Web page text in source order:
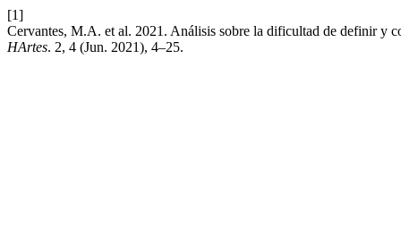
[1]
Cervantes, M.A. et al. 2021. Análisis sobre la dificultad de definir y
HArtes. 2, 4 (Jun. 2021), 4–25.